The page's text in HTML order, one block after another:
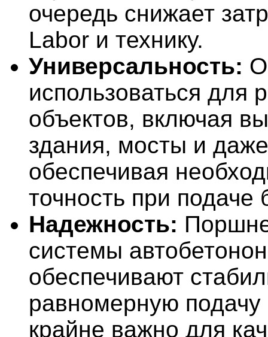
очередь снижает
Labor и технику.
Универсальность:
использоваться для
объектов, включая
здания, мосты и
обеспечивая
точность при подаче
Надежность:
системы
обеспечивают
равномерную подачу
крайне важно для